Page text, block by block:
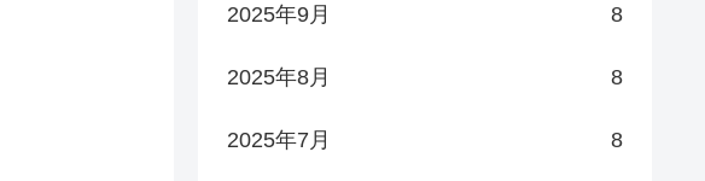
2025年9月 8
2025年8月 8
2025年7月 8